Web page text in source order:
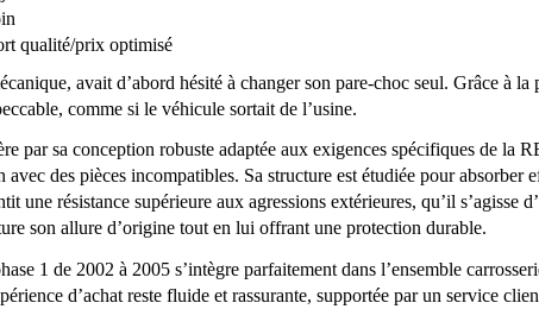
qualité/prix optimisé
avait d’abord hésité à changer son pare-choc seul. Grâce
comme si le véhicule sortait de l’usine.
par sa conception robuste adaptée aux exigences spécifiques de
des pièces incompatibles. Sa structure est étudiée pour
une résistance supérieure aux agressions extérieures, qu’il
son allure d’origine tout en lui offrant une protection durable.
1 de 2002 à 2005 s’intègre parfaitement dans l’ensemble
d’achat reste fluide et rassurante, supportée par un service